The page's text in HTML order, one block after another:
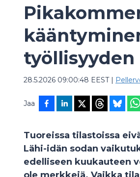
työllisyyden
28.5.2026 09:00:48 EEST|
Jaa
Tuoreissa tilastoissa
Lähi-idän sodan
edelliseen kuukauteen